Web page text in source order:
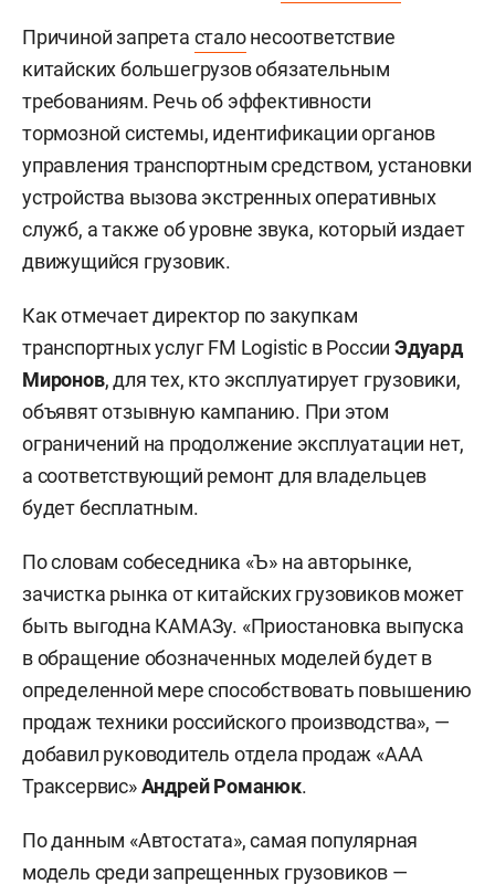
Причиной запрета сталонесоответствие
китайских большегрузов обязательным
требованиям. Речь об эффективности
тормозной системы, идентификации органов
управления транспортным средством, установки
устройства вызова экстренных оперативных
служб, а также об уровне звука, который издает
движущийся грузовик.
Как отмечает директор по закупкам
транспортных услуг FM Logistic в России Эдуард
Миронов, для тех, кто эксплуатирует грузовики,
объявят отзывную кампанию. При этом
ограничений на продолжение эксплуатации нет,
а соответствующий ремонт для владельцев
будет бесплатным.
По словам собеседника «Ъ» на авторынке,
зачистка рынка от китайских грузовиков может
быть выгодна КАМАЗу. «Приостановка выпуска
в обращение обозначенных моделей будет в
определенной мере способствовать повышению
продаж техники российского производства», —
добавил руководитель отдела продаж «ААА
Траксервис»Андрей Романюк.
По данным «Автостата», самая популярная
модель среди запрещенных грузовиков —